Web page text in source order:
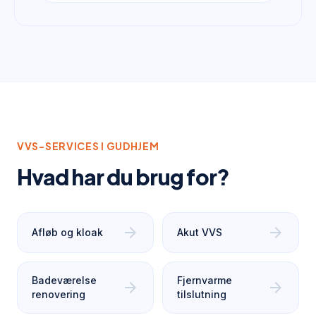
VVS-SERVICES I GUDHJEM
Hvad har du brug for?
Afløb og kloak arrow_forward Akut VVS arrow_forward
Badeværelse
renovering
arrow_forward
Fjernvarme
tilslutning
arrow_forward